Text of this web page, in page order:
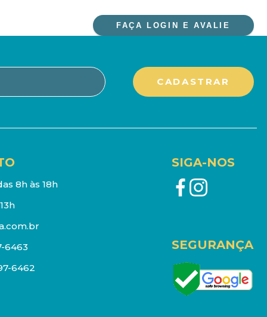
FAÇA LOGIN E AVALIE
8h às 18h
6463
6462
SIGA-NOS
SEGURANÇA